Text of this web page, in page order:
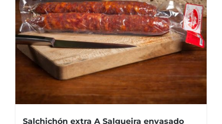
Salchichón extra A Salgueira envasado